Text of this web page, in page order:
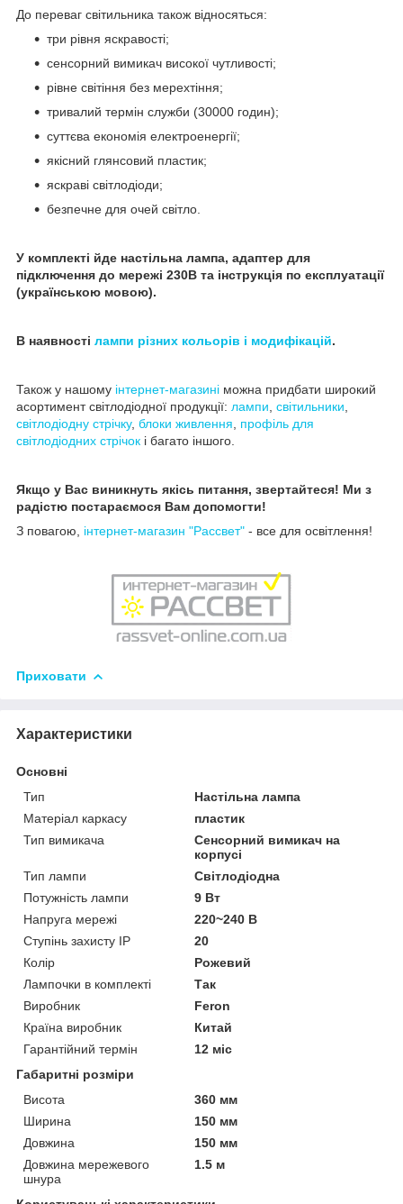
До переваг світильника також відносяться:
три рівня яскравості;
сенсорний вимикач високої чутливості;
рівне світіння без мерехтіння;
тривалий термін служби (30000 годин);
суттєва економія електроенергії;
якісний глянсовий пластик;
яскраві світлодіоди;
безпечне для очей світло.
У комплекті йде настільна лампа, адаптер для
підключення до мережі 230В та інструкція по експлуатації
(українською мовою).
В наявності лампи різних кольорів і модифікацій.
Також у нашому інтернет-магазині можна придбати широкий
асортимент світлодіодної продукції: лампи, світильники,
світлодіодну стрічку, блоки живлення, профіль для
світлодіодних стрічок і багато іншого.
Якщо у Вас виникнуть якісь питання, звертайтеся! Ми з
радістю постараємося Вам допомогти!
З повагою, інтернет-магазин "Рассвет" - все для освітлення!
Приховати
Характеристики
Основні
Тип
Настільна лампа
Матеріал каркасу
пластик
Тип вимикача
Сенсорний вимикач на
корпусі
Тип лампи
Світлодіодна
Потужність лампи
9 Вт
Напруга мережі
220~240 В
Ступінь захисту IP
20
Колір
Рожевий
Лампочки в комплекті
Так
Виробник
Feron
Країна виробник
Китай
Гарантійний термін
12 міс
Габаритні розміри
Висота
360 мм
Ширина
150 мм
Довжина
150 мм
Довжина мережевого
шнура
1.5 м